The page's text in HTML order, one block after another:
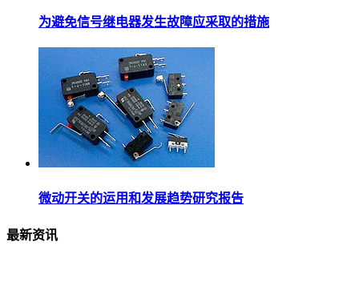
为避免信号继电器发生故障应采取的措施
微动开关的运用和发展趋势研究报告
最新资讯